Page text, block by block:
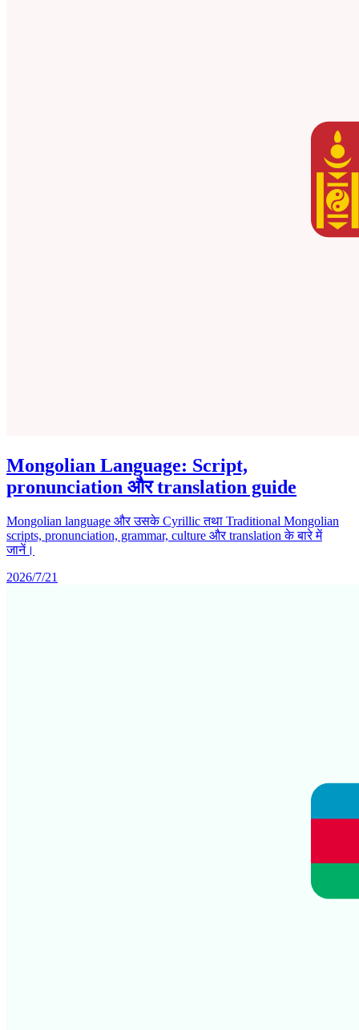
Mongolian Language: Script,
pronunciation और translation guide
Mongolian language और उसके Cyrillic तथा Traditional Mongolian
scripts, pronunciation, grammar, culture और translation के बारे में
जानें।
2026/7/21